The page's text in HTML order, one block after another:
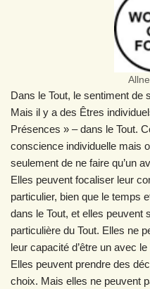
Dans le Tout, le sentiment de
Mais il y a des Êtres
Présences » – dans le Tout.
conscience individuelle mais
seulement de ne faire qu’un
Elles peuvent focaliser leur
particulier, bien que le temps
dans le Tout, et elles peuvent
particulière du Tout. Elles ne
leur capacité d’être un avec
Elles peuvent prendre des
choix. Mais elles ne peuvent